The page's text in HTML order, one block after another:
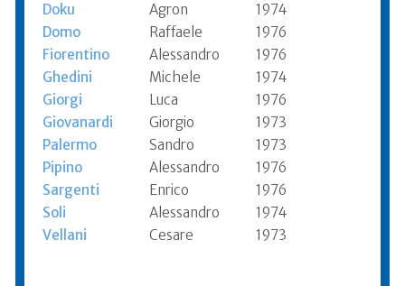
Doku
Agron
1974
Domo
Raffaele
1976
Fiorentino
Alessandro
1976
Ghedini
Michele
1974
Giorgi
Luca
1976
Giovanardi
Giorgio
1973
Palermo
Sandro
1973
Pipino
Alessandro
1976
Sargenti
Enrico
1976
Soli
Alessandro
1974
Vellani
Cesare 1973